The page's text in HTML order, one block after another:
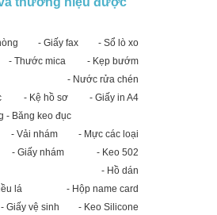
- Giấy fax
- Sổ lò xo
- Thước mica
- Kẹp bướm
- Nước rửa chén
- Kệ hồ sơ
- Giấy in A4
- Băng keo đục
- Vải nhám
- Mực các loại
- Giấy nhám
- Keo 502
- Hồ dán
lá
- Hộp name card
- Giấy vệ sinh
- Keo Silicone